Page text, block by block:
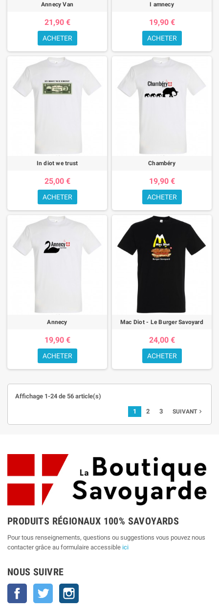
Annecy Van
21,90 €
ACHETER
I amnecy
19,90 €
ACHETER
In diot we trust
25,00 €
ACHETER
Chambéry
19,90 €
ACHETER
Annecy
19,90 €
ACHETER
Mac Diot - Le Burger Savoyard
24,00 €
ACHETER
Affichage 1-24 de 56 article(s)
1 2 3 SUIVANT
PRODUITS RÉGIONAUX 100% SAVOYARDS
Pour tous renseignements, questions ou suggestions vous pouvez nous
contacter grâce au formulaire accessible ici
NOUS SUIVRE
Facebook Twitter